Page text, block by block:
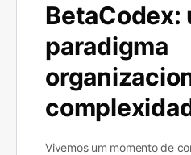
BetaCodex:
paradigma
Vivemos um momento de